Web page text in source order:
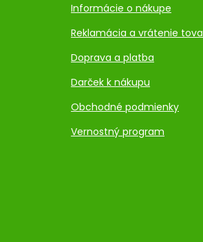
Informácie o nákupe
Reklamácia a vrátenie
Doprava a platba
Darček k nákupu
Obchodné podmienky
Vernostný program